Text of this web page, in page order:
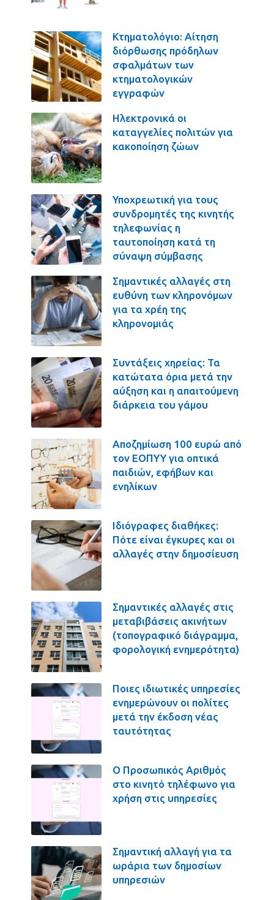
Κτηματολόγιο: Αίτηση
διόρθωσης πρόδηλων
σφαλμάτων των
κτηματολογικών
εγγραφών
Ηλεκτρονικά οι
καταγγελίες πολιτών για
κακοποίηση ζώων
Υποχρεωτική για τους
συνδρομητές της κινητής
τηλεφωνίας η
ταυτοποίηση κατά τη
σύναψη σύμβασης
Σημαντικές αλλαγές στη
ευθύνη των κληρονόμων
για τα χρέη της
κληρονομιάς
Συντάξεις χηρείας: Τα
κατώτατα όρια μετά την
αύξηση και η απαιτούμενη
διάρκεια του γάμου
Αποζημίωση 100 ευρώ από
τον ΕΟΠΥΥ για οπτικά
παιδιών, εφήβων και
ενηλίκων
Ιδιόγραφες διαθήκες:
Πότε είναι έγκυρες και οι
αλλαγές στην δημοσίευση
Σημαντικές αλλαγές στις
μεταβιβάσεις ακινήτων
(τοπογραφικό διάγραμμα,
φορολογική ενημερότητα)
Ποιες ιδιωτικές υπηρεσίες
ενημερώνουν οι πολίτες
μετά την έκδοση νέας
ταυτότητας
Ο Προσωπικός Αριθμός
στο κινητό τηλέφωνο για
χρήση στις υπηρεσίες
Σημαντική αλλαγή για τα
ωράρια των δημοσίων
υπηρεσιών